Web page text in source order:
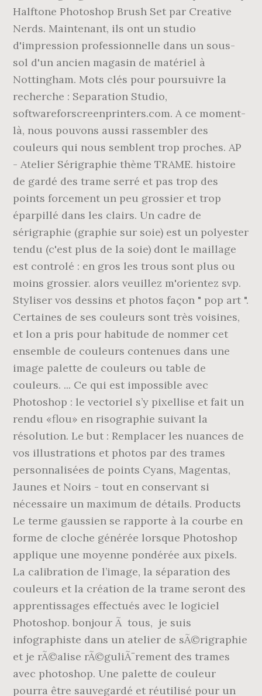
Halftone Photoshop Brush Set par Creative
Nerds. Maintenant, ils ont un studio
d'impression professionnelle dans un sous-
sol d'un ancien magasin de matériel à
Nottingham. Mots clés pour poursuivre la
recherche : Separation Studio,
softwareforscreenprinters.com. A ce moment-
là, nous pouvons aussi rassembler des
couleurs qui nous semblent trop proches. AP
- Atelier Sérigraphie thème TRAME. histoire
de gardé des trame serré et pas trop des
points forcement un peu grossier et trop
éparpillé dans les clairs. Un cadre de
sérigraphie (graphie sur soie) est un polyester
tendu (c'est plus de la soie) dont le maillage
est controlé : en gros les trous sont plus ou
moins grossier. alors veuillez m'orientez svp.
Styliser vos dessins et photos façon " pop art ".
Certaines de ses couleurs sont très voisines,
et lon a pris pour habitude de nommer cet
ensemble de couleurs contenues dans une
image palette de couleurs ou table de
couleurs. ... Ce qui est impossible avec
Photoshop : le vectoriel s’y pixellise et fait un
rendu «flou» en risographie suivant la
résolution. Le but : Remplacer les nuances de
vos illustrations et photos par des trames
personnalisées de points Cyans, Magentas,
Jaunes et Noirs - tout en conservant si
nécessaire un maximum de détails. Products
Le terme gaussien se rapporte à la courbe en
forme de cloche générée lorsque Photoshop
applique une moyenne pondérée aux pixels.
La calibration de l’image, la séparation des
couleurs et la création de la trame seront des
apprentissages effectués avec le logiciel
Photoshop. bonjour Ã tous, je suis
infographiste dans un atelier de sÃ©rigraphie
et je rÃ©alise rÃ©guliÃ¨rement des trames
avec photoshop. Une palette de couleur
pourra être sauvegardé et réutilisé pour un